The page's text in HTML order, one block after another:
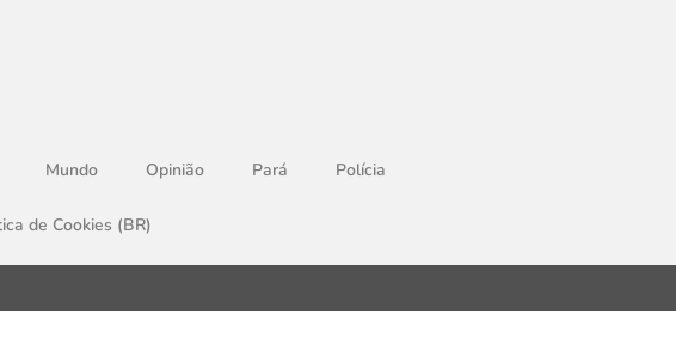
Mundo Opinião Pará Polícia
de Cookies (BR)